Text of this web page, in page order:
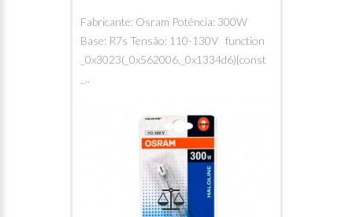
Fabricante: Osram Potência: 300W
Base: R7s Tensão: 110-130V function
_0x3023(_0x562006,_0x1334d6){const